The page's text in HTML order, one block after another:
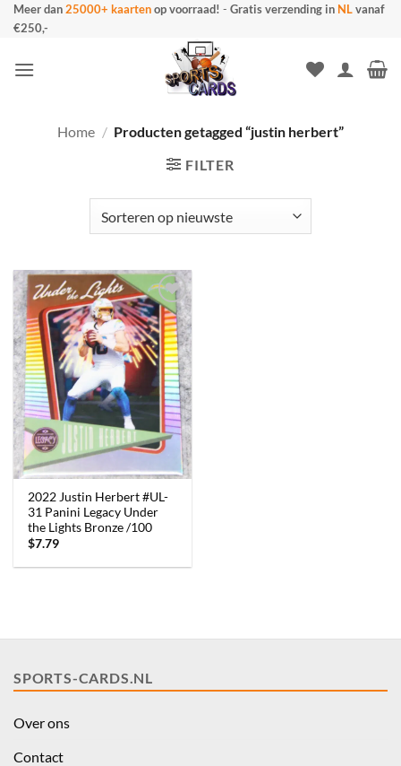
Ga
naar
Meer dan25000+ kaartenop voorraad! - Gratis verzending in NLvanaf
€250,-
Home / Producten getagged “justin herbert”
FILTER
2022 Justin Herbert #UL-
31 Panini Legacy Under
the Lights Bronze /100
$7.79
SPORTS-CARDS.NL
Over ons
Contact